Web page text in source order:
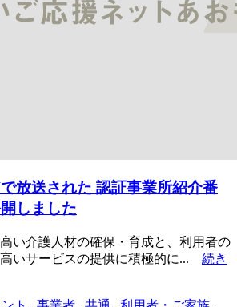
放送された 認証事業所紹介番
しました
い介護人材の確保・育成と、利用者の
いサービスの提供に積極的に... 続き